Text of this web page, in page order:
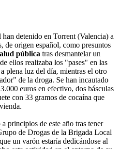
detenido en Torrent (Valencia) a
de origen español, como presuntos
pública tras desmantelar un
ellos realizaba los "pases" en las
plena luz del día, mientras el otro
de la droga. Se han incautado
euros en efectivo, dos básculas
con 33 gramos de cocaína que
principios de este año tras tener
de Drogas de la Brigada Local
un varón estaría dedicándose al